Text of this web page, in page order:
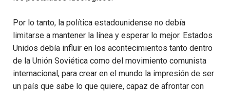
Por lo tanto, la política estadounidense no debía
limitarse a mantener la línea y esperar lo mejor. Estados
Unidos debía influir en los acontecimientos tanto dentro
de la Unión Soviética como del movimiento comunista
internacional, para crear en el mundo la impresión de ser
un país que sabe lo que quiere, capaz de afrontar con